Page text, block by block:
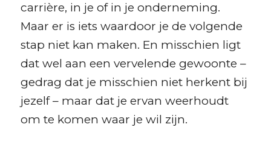
carrière, in je of in je onderneming.
Maar er is iets waardoor je de volgende
stap niet kan maken. En misschien ligt
dat wel aan een vervelende gewoonte –
gedrag dat je misschien niet herkent bij
jezelf – maar dat je ervan weerhoudt
om te komen waar je wil zijn.